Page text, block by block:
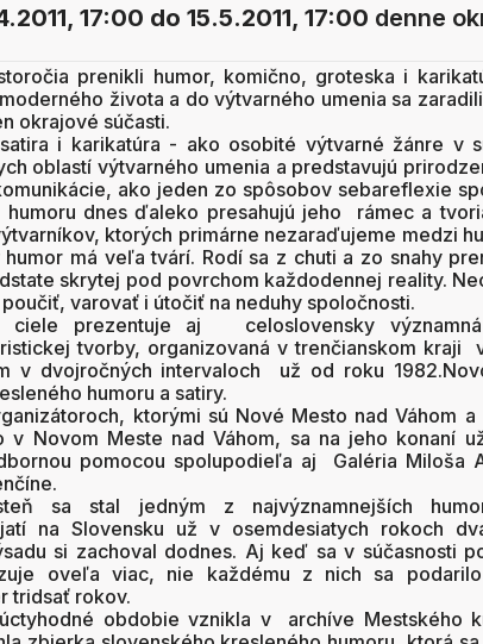
17:00 do 15.5.2011, 17:00 denne
prenikli humor, komično, groteska i
života a do výtvarného umenia sa
okrajové súčasti.
i karikatúra - ako osobité výtvarné žánre v
oblastí výtvarného umenia a predstavujú
ako jeden zo spôsobov sebareflexie
humoru dnes ďaleko presahujú jeho rámec a
ktorých primárne nezaraďujeme medzi
humor má veľa tvárí. Rodí sa z chuti a zo snahy
skrytej pod povrchom každodennej reality.
varovať i útočiť na neduhy spoločnosti.
ciele prezentuje aj celoslovensky významná
tvorby, organizovaná v trenčianskom kraji
v dvojročných intervaloch už od roku
humoru a satiry.
ktorými sú Nové Mesto nad Váhom
v Novom Meste nad Váhom, sa na jeho konaní
pomocou spolupodieľa aj Galéria Miloša
sa stal jedným z najvýznamnejších
na Slovensku už v osemdesiatych rokoch
si zachoval dodnes. Aj keď sa v súčasnosti
oveľa viac, nie každému z nich sa
tridsať rokov.
obdobie vznikla v archíve Mestského